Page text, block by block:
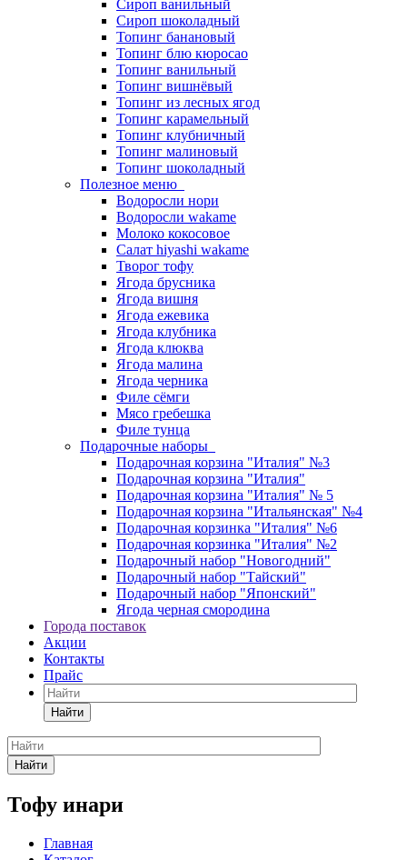
Сироп ванильный
Сироп шоколадный
Топинг банановый
Топинг блю кюросао
Топинг ванильный
Топинг вишнёвый
Топинг из лесных ягод
Топинг карамельный
Топинг клубничный
Топинг малиновый
Топинг шоколадный
Полезное меню
Водоросли нори
Водоросли wakame
Молоко кокосовое
Салат hiyashi wakame
Творог тофу
Ягода брусника
Ягода вишня
Ягода ежевика
Ягода клубника
Ягода клюква
Ягода малина
Ягода черника
Филе сёмги
Мясо гребешка
Филе тунца
Подарочные наборы
Подарочная корзина "Италия" №3
Подарочная корзина "Италия"
Подарочная корзина "Италия" № 5
Подарочная корзина "Итальянская" №4
Подарочная корзинка "Италия" №6
Подарочная корзинка "Италия" №2
Подарочный набор "Новогодний"
Подарочный набор "Тайский"
Подарочный набор "Японский"
Ягода черная смородина
Города поставок
Акции
Контакты
Прайс
Найти
Найти
Тофу инари
Главная